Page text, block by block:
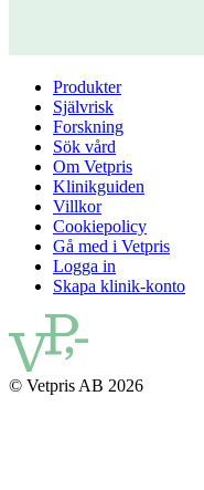
Produkter
Självrisk
Forskning
Sök vård
Om Vetpris
Klinikguiden
Villkor
Cookiepolicy
Gå med i Vetpris
Logga in
Skapa klinik-konto
© Vetpris AB 2026